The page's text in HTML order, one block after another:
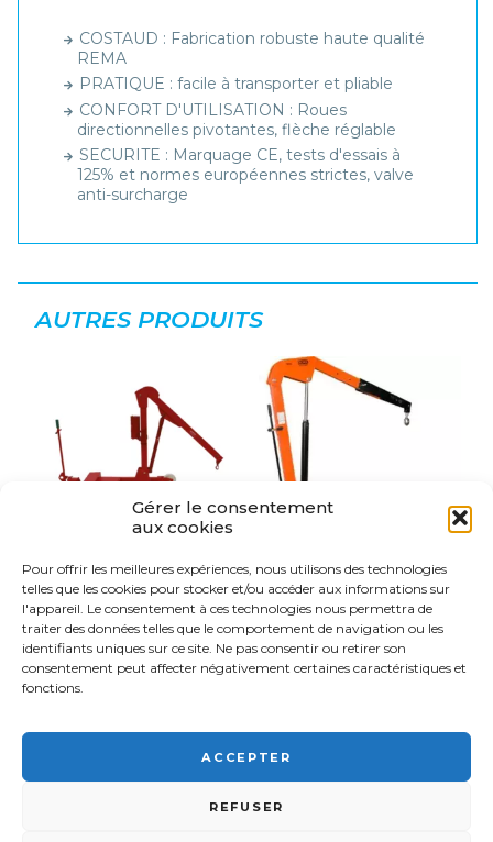
Gérer le consentement
aux cookies
Pour offrir les meilleures expériences, nous utilisons des technologies
telles que les cookies pour stocker et/ou accéder aux informations sur
l'appareil. Le consentement à ces technologies nous permettra de
traiter des données telles que le comportement de navigation ou les
identifiants uniques sur ce site. Ne pas consentir ou retirer son
consentement peut affecter négativement certaines caractéristiques et
fonctions.
ACCEPTER
REFUSER
COSTAUD : Fabrication robuste haute qualité
REMA
PRATIQUE : facile à transporter et pliable
CONFORT D'UTILISATION : Roues
directionnelles pivotantes, flèche réglable
SECURITE : Marquage CE, tests d'essais à
125% et normes européennes strictes, valve
anti-surcharge
AUTRES PRODUITS
GRUE MOBILE
LONGUE
PORTÉE 400/500
DAN
GRUE MOBILE
D'ATELIER TYPE
GWK
FSI France© 2026 - Tous droits réservés -